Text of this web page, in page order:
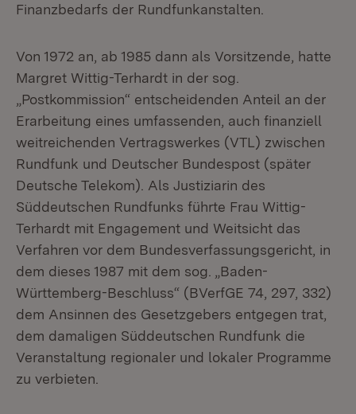
Finanzbedarfs der Rundfunkanstalten.
Von 1972 an, ab 1985 dann als Vorsitzende, hatte
Margret Wittig-Terhardt in der sog.
„Postkommission“ entscheidenden Anteil an der
Erarbeitung eines umfassenden, auch finanziell
weitreichenden Vertragswerkes (VTL) zwischen
Rundfunk und Deutscher Bundespost (später
Deutsche Telekom). Als Justiziarin des
Süddeutschen Rundfunks führte Frau Wittig-
Terhardt mit Engagement und Weitsicht das
Verfahren vor dem Bundesverfassungsgericht, in
dem dieses 1987 mit dem sog. „Baden-
Württemberg-Beschluss“ (BVerfGE 74, 297, 332)
dem Ansinnen des Gesetzgebers entgegen trat,
dem damaligen Süddeutschen Rundfunk die
Veranstaltung regionaler und lokaler Programme
zu verbieten.